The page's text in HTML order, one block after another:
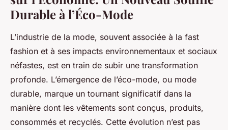
Durable à l’Éco-Mode
L’industrie de la mode, souvent associée à la fast
fashion et à ses impacts environnementaux et sociaux
néfastes, est en train de subir une transformation
profonde. L’émergence de l’éco-mode, ou mode
durable, marque un tournant significatif dans la
manière dont les vêtements sont conçus, produits,
consommés et recyclés. Cette évolution n’est pas